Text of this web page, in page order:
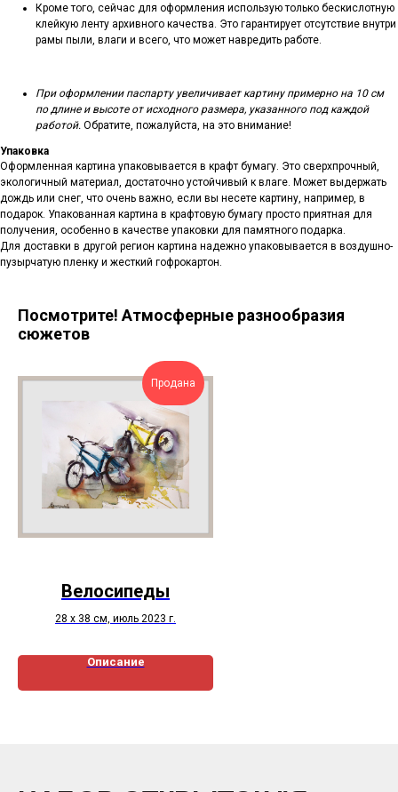
Кроме того, сейчас для оформления использую только бескислотную
клейкую ленту архивного качества. Это гарантирует отсутствие внутри
рамы пыли, влаги и всего, что может навредить работе.
При оформлении паспарту увеличивает картину примерно на 10 см
по длине и высоте от исходного размера, указанного под каждой
работой. Обратите, пожалуйста, на это внимание!
Упаковка
Оформленная картина упаковывается в крафт бумагу. Это сверхпрочный,
экологичный материал, достаточно устойчивый к влаге. Может выдержать
дождь или снег, что очень важно, если вы несете картину, например, в
подарок. Упакованная картина в крафтовую бумагу просто приятная для
получения, особенно в качестве упаковки для памятного подарка.
Для доставки в другой регион картина надежно упаковывается в воздушно-
пузырчатую пленку и жесткий гофрокартон.
Посмотрите! Атмосферные разнообразия
сюжетов
Продана
Велосипеды
28 х 38 см, июль 2023 г.
Описание